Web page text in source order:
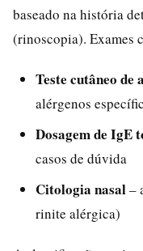
baseado na história
(rinoscopia). Exames
Teste cutâneo de
alérgenos
Dosagem de IgE
casos de dúvida
Citologia nasal–
rinite alérgica)